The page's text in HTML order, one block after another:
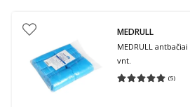
MEDRULL
MEDRULL antbačiai
vnt.
(5)
Vidutinis įvertinimas